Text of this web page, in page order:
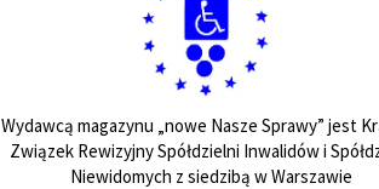
Wydawcą magazynu „nowe Nasze Sprawy” jest
Związek Rewizyjny Spółdzielni Inwalidów i
Niewidomych z siedzibą w Warszawie